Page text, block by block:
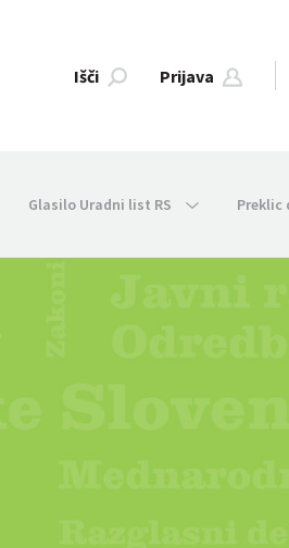
Išči Prijava
Glasilo Uradni list RS Preklic